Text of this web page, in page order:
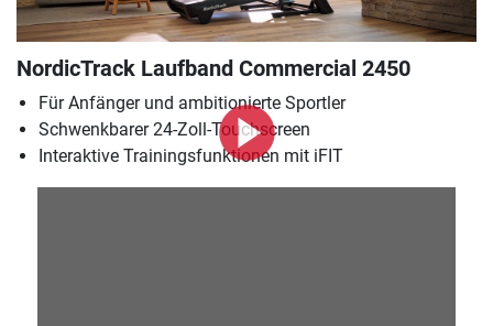
NordicTrack Laufband Commercial 2450
Für Anfänger und ambitionierte Sportler
Schwenkbarer 24-Zoll-Touchscreen
Interaktive Trainingsfunktionen mit iFIT